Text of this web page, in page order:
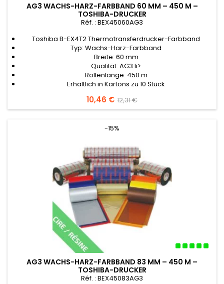
AG3 WACHS-HARZ-FARBBAND 60 MM – 450 M –
TOSHIBA-DRUCKER
Réf. : BEX45060AG3
Toshiba B-EX4T2 Thermotransferdrucker-Farbband
Typ: Wachs-Harz-Farbband
Breite: 60 mm
Qualität: AG3 li>
Rollenlänge: 450 m
Erhältlich in Kartons zu 10 Stück
Preis
10,46 € Verkaufspreis
12,31 €
-15%
AG3 WACHS-HARZ-FARBBAND 83 MM – 450 M –
TOSHIBA-DRUCKER
Réf. : BEX45083AG3